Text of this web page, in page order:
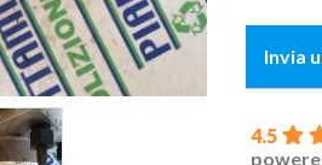
Invia
4.5